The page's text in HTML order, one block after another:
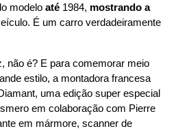
modelo até 1984, mostrando a
É um carro verdadeiramente
não é? E para comemorar meio
estilo, a montadora francesa
uma edição super especial
em colaboração com Pierre
em mármore, scanner de